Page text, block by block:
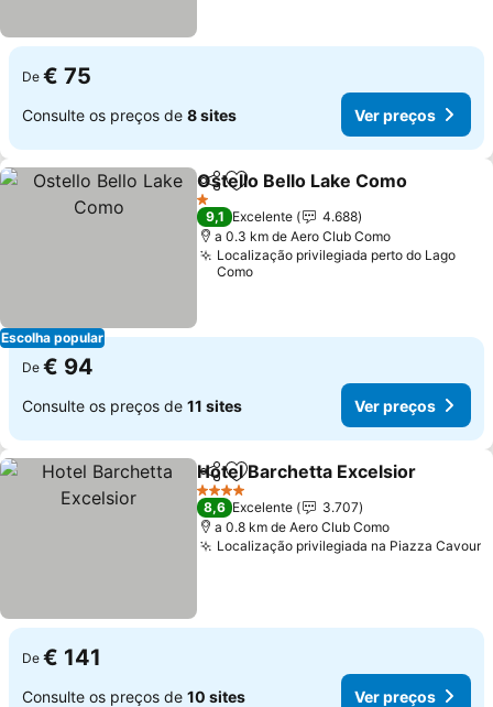
De € 75
Consulte os preços de 8 sites Ver preços
Escolha popular
PartilharAdicionar aos favoritos
Ostello Bello Lake Como
1 Estrelas
9,1 Excelente
4.688
a 0.3 km de Aero Club Como
Localização privilegiada perto do Lago
Como
De € 94
Consulte os preços de 11 sites Ver preços
PartilharAdicionar aos favoritos
Hotel Barchetta Excelsior
4 Estrelas
8,6 Excelente
3.707
a 0.8 km de Aero Club Como
Localização privilegiada na Piazza Cavour
De € 141
Consulte os preços de 10 sites Ver preços